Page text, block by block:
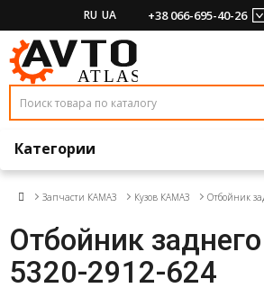
RU UA +38 066-695-40-26
Категории
Запчасти КАМАЗ Кузов КАМАЗ Отбойник
Отбойник
5320-2912-624